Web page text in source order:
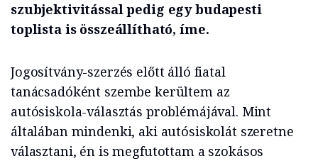
szubjektivitással pedig egy budapesti
toplista is összeállítható, íme.
Jogosítvány-szerzés előtt álló fiatal
tanácsadóként szembe kerültem az
autósiskola-választás problémájával. Mint
általában mindenki, aki autósiskolát szeretne
választani, én is megfutottam a szokásos